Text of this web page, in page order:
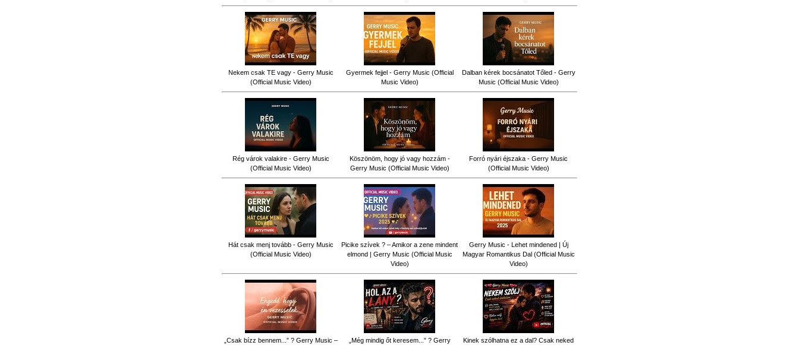
Nekem csak TE vagy - Gerry Music
(Official Music Video)
Gyermek fejjel - Gerry Music (Official
Music Video)
Dalban kérek bocsánatot Tőled - Gerry
Music (Official Music Video)
Rég várok valakire - Gerry Music
(Official Music Video)
Köszönöm, hogy jó vagy hozzám -
Gerry Music (Official Music Video)
Forró nyári éjszaka - Gerry Music
(Official Music Video)
Hát csak menj tovább - Gerry Music
(Official Music Video)
Picike szívek ? – Amikor a zene mindent
elmond | Gerry Music (Official Music
Video)
Gerry Music - Lehet mindened | Új
Magyar Romantikus Dal (Official Music
Video)
„Csak bízz bennem...” ? Gerry Music – „Még mindig őt keresem...” ? Gerry Kinek szólhatna ez a dal? Csak neked